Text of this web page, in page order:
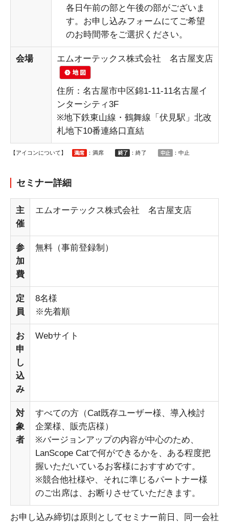
各日午前の部と午後の部がございま
す。お申し込みフォームにてご希望
のお時間帯をご選択ください。
会場 エムオーテックス株式会社 名古屋支店
住所：名古屋市中区錦1-11-11名古屋イ
ンターシティ3F
※地下鉄東山線・鶴舞線「伏見駅」北改
札地下10番連絡口直結
【アイコンについて】 ：満席 ：終了 ：中止
セミナー詳細
主
催
エムオーテックス株式会社 名古屋支店
参
加
費
無料（事前登録制）
定
員
8名様
※先着順
お
申
し
込
み
Webサイト
対
象
者
すべての方（Cat既存ユーザー様、導入検討
企業様、販売店様）
※バージョンアップの内容が中心のため、
LanScope Catで何ができるかを、ある程度把
握いただいているお客様におすすめです。
※競合他社様や、それに準じるパートナー様
のご出席は、お断りさせていただきます。
お申し込み締切は原則としてセミナー前日、同一会社